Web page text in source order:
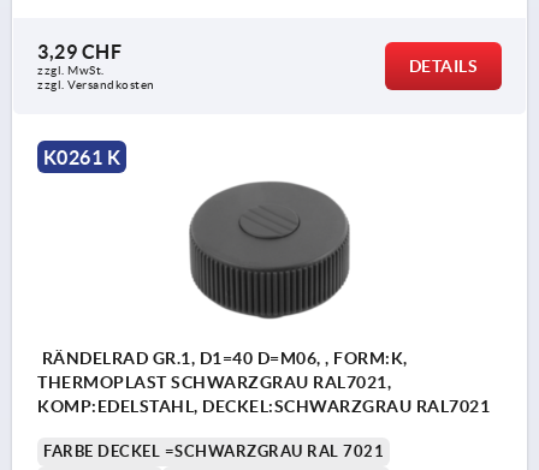
3,29 CHF
zzgl. MwSt.
zzgl. Versandkosten
DETAILS
K0261 K
RÄNDELRAD GR.1, D1=40 D=M06, , FORM:K,
THERMOPLAST SCHWARZGRAU RAL7021,
KOMP:EDELSTAHL, DECKEL:SCHWARZGRAU RAL7021
FARBE DECKEL =SCHWARZGRAU RAL 7021